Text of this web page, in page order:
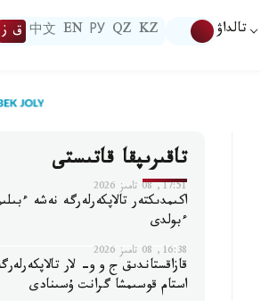
تالداۋ KZ
QZ
РУ
EN
中文 ق ز
تاقىرىپقا قاتىستى
17:51, 08 تامىز 2026
اكىمدىكتەر تالاپكەرلەرگە نەشە
ءبولدى
16:38, 08 تامىز 2026
استام قوسىمشا گرانت ۇسىنادى